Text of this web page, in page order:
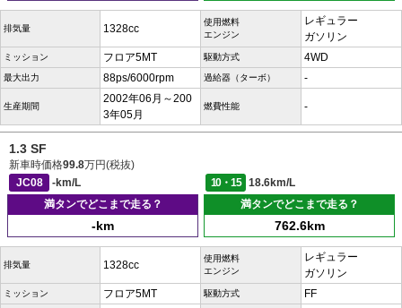
排気量 1328cc
使用燃料
エンジン
レギュラー
ガソリン
ミッション フロア5MT 駆動方式 4WD
最大出力 88ps/6000rpm 過給器（ターボ） -
生産期間
2002年06月～200
3年05月
燃費性能 -
1.3 SF
新車時価格99.8万円(税抜)
JC08
-km/L 10・15
18.6km/L
満タンでどこまで走る？
-km
満タンでどこまで走る？
762.6km
排気量 1328cc
使用燃料
エンジン
レギュラー
ガソリン
ミッション フロア5MT 駆動方式 FF